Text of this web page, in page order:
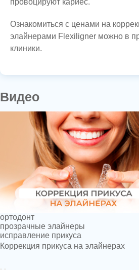
провоцируют кариес.
Ознакомиться с ценами на
элайнерами Flexiligner можно в
клиники.
Видео
ортодонт
прозрачные элайнеры
исправление прикуса
Коррекция прикуса на элайнерах